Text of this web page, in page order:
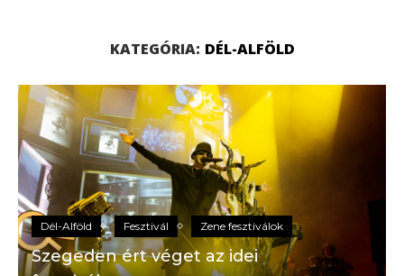
KATEGÓRIA: DÉL-ALFÖLD
Dél-Alföld Fesztivál Zene fesztiválok
Szegeden ért véget az idei